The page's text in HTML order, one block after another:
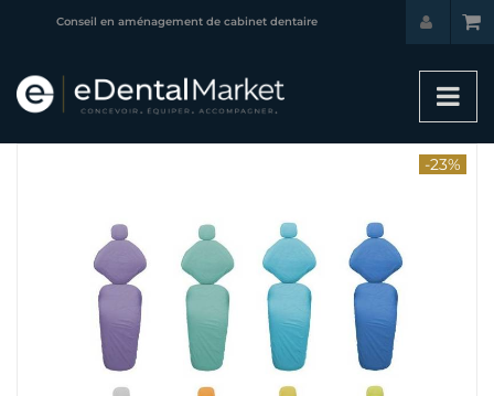
Conseil en aménagement de cabinet dentaire
-23%